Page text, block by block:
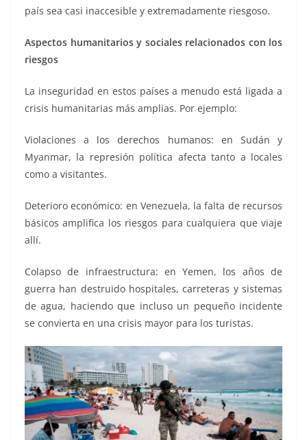
país sea casi inaccesible y extremadamente riesgoso.
Aspectos humanitarios y sociales relacionados con los
riesgos
La inseguridad en estos países a menudo está ligada a
crisis humanitarias más amplias. Por ejemplo:
Violaciones a los derechos humanos: en Sudán y
Myanmar, la represión política afecta tanto a locales
como a visitantes.
Deterioro económico: en Venezuela, la falta de recursos
básicos amplifica los riesgos para cualquiera que viaje
allí.
Colapso de infraestructura: en Yemen, los años de
guerra han destruido hospitales, carreteras y sistemas
de agua, haciendo que incluso un pequeño incidente
se convierta en una crisis mayor para los turistas.